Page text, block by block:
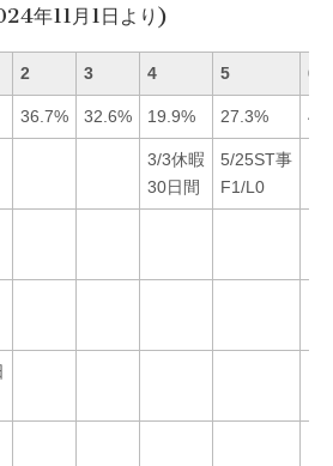
年11月1日より)
2 3 4 5 6
36.7% 32.6% 19.9% 27.3%
3/3休暇
30日間
5/25ST事
F1/L0